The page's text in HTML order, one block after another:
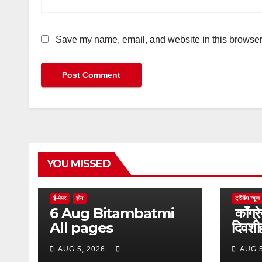
Save my name, email, and website in this
YOU MISSED
ई-पेपर होम
6 Aug Bitambatmi
All pages
AUG 5, 2026
ट्रेंडिंग न्यूज
AUG